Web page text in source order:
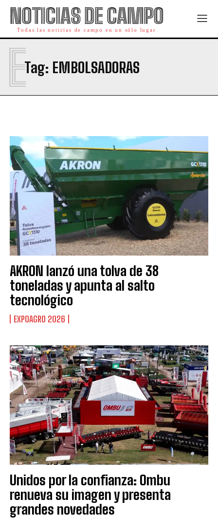
NOTICIAS DE CAMPO
Todas las noticias de campo en un sólo lugar
Tag: EMBOLSADORAS
E
AKRON lanzó una tolva de 38
toneladas y apunta al salto
tecnológico
EXPOAGRO 2026
Unidos por la confianza: Ombu
renueva su imagen y presenta
grandes novedades